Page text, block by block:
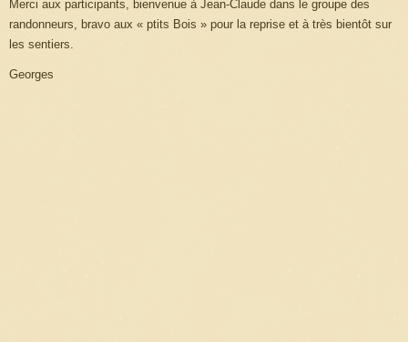
Merci aux participants, bienvenue à Jean-Claude dans le groupe des
randonneurs, bravo aux « ptits Bois » pour la reprise et à très bientôt sur
les sentiers.
Georges